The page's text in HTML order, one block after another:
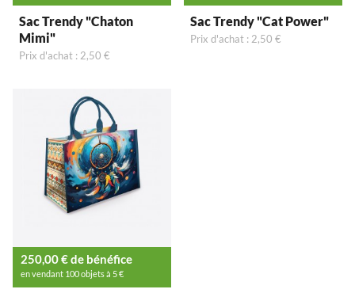
Sac Trendy "Chaton
Mimi"
Prix d'achat : 2,50 €
Sac Trendy "Cat Power"
Prix d'achat : 2,50 €
250,00 € de bénéfice
en vendant 100 objets à 5 €